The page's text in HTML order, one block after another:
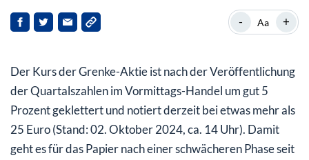
Grenke mit starken Q3-Zahlen
- Aa +
Der Kurs der Grenke-Aktie ist nach der Veröffentlichung
der Quartalszahlen im Vormittags-Handel um gut 5
Prozent geklettert und notiert derzeit bei etwas mehr als
25 Euro (Stand: 02. Oktober 2024, ca. 14 Uhr). Damit
geht es für das Papier nach einer schwächeren Phase seit